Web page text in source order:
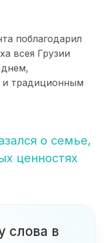
поблагодарил
всея Грузии
днем,
и традиционным
о семье,
ценностях
слова в